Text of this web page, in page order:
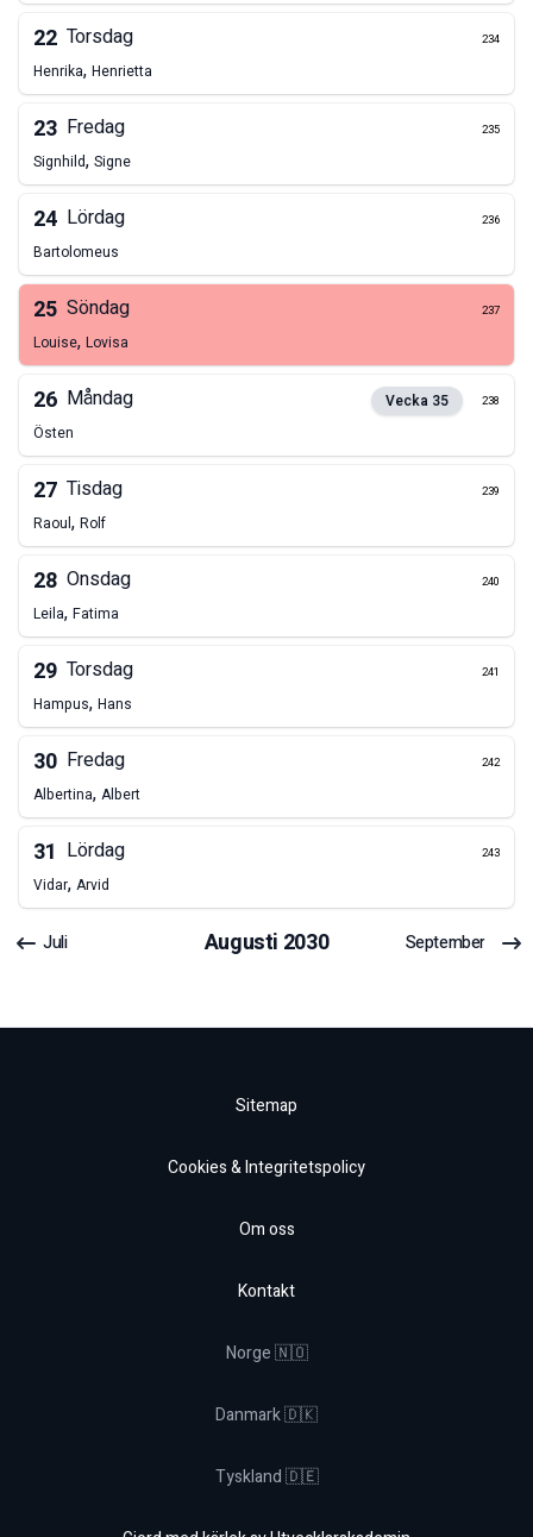
22 Torsdag 234
Henrika, Henrietta
23 Fredag 235
Signhild, Signe
24 Lördag 236
Bartolomeus
25 Söndag 237
Louise, Lovisa
26 Måndag Vecka 35 238
Östen
27 Tisdag 239
Raoul, Rolf
28 Onsdag 240
Leila, Fatima
29 Torsdag 241
Hampus, Hans
30 Fredag 242
Albertina, Albert
31 Lördag 243
Vidar, Arvid
Juli Augusti 2030 September
Sitemap
Cookies & Integritetspolicy
Om oss
Kontakt
Norge 🇳🇴
Danmark 🇩🇰
Tyskland 🇩🇪